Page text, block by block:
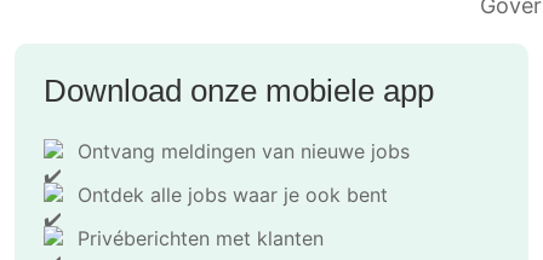
Download onze mobiele app
Ontvang meldingen van nieuwe jobs
Ontdek alle jobs waar je ook bent
Privéberichten met klanten